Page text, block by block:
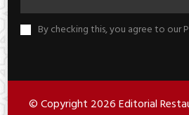
By checking this, you agree to our
© Copyright 2026Editorial